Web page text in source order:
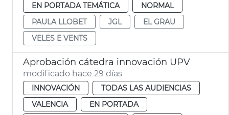
EN PORTADA TEMÁTICA
NORMAL
PAULA LLOBET
JGL
EL GRAU
VELES E VENTS
Aprobación cátedra innovación UPV
modificado hace 29 días
INNOVACIÓN
TODAS LAS AUDIENCIAS
VALENCIA
EN PORTADA